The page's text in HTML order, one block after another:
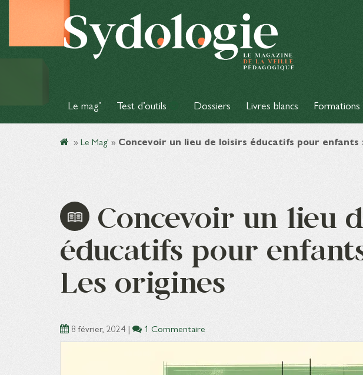
Le mag’ Test d’outils Dossiers Livres blancs Formations
» Le Mag' » Concevoir un lieu de loisirs éducatifs pour enfants
Concevoir un lieu
éducatifs pour
Les origines
8 février, 2024 | 1 Commentaire